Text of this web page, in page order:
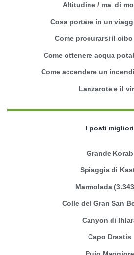
Altitudine / mal di
Cosa portare in un
Come procurarsi il
Come ottenere acqua
Come accendere un
Lanzarote e il
I posti migliori
Grande Korab
Spiaggia di
Marmolada
Colle del Gran San
Canyon di
Capo Drastis